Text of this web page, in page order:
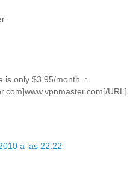
is only $3.95/month. :
URL]
a las 22:22